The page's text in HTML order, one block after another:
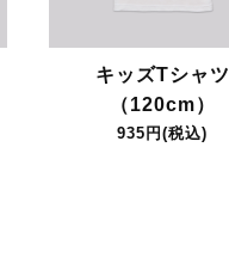
キッズTシャツ
（120cm）
935円(税込)